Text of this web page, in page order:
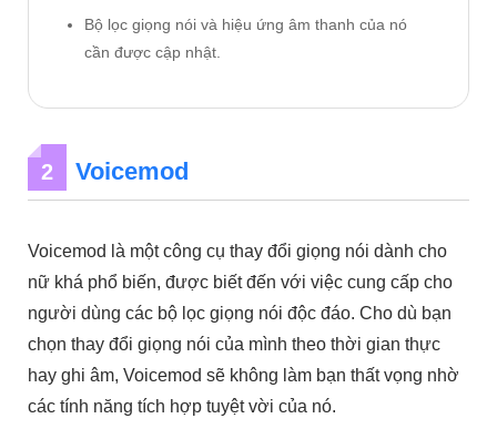
Bộ lọc giọng nói và hiệu ứng âm thanh của nó
cần được cập nhật.
2 Voicemod
Voicemod là một công cụ thay đổi giọng nói dành cho
nữ khá phổ biến, được biết đến với việc cung cấp cho
người dùng các bộ lọc giọng nói độc đáo. Cho dù bạn
chọn thay đổi giọng nói của mình theo thời gian thực
hay ghi âm, Voicemod sẽ không làm bạn thất vọng nhờ
các tính năng tích hợp tuyệt vời của nó.